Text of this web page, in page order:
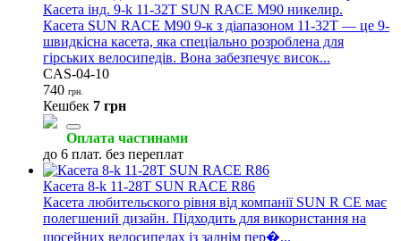
Касета інд. 9-k 11-32T SUN RACE M90 никелир.
Касета SUN RACE M90 9-к з діапазоном 11-32T — це 9-
швидкісна касета, яка спеціально розроблена для
гірських велосипедів. Вона забезпечує висок...
CAS-04-10
740 грн.
Кешбек 7 грн
Оплата частинами
до 6 плат. без переплат
Касета 8-k 11-28T SUN RACE R86
Касета любительского рівня від компанії SUN R CE має
полегшений дизайн. Підходить для використання на
шосейних велосипедах із заднім пер�...